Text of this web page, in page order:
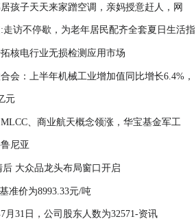
孩子天天来家蹭空调，亲妈授意赶人，网
访不停歇，为老年居民配齐全套夏日生活指
核电行业无损检测应用市场
会：上半年机械工业增加值同比增长6.4%，
元
、商业航天概念领涨，华宝基金军工
阳！机构：军工向上弹性积蓄
尼亚
大众品龙头布局窗口开启
准价为8993.33元/吨
月31日，公司股东人数为32571-资讯